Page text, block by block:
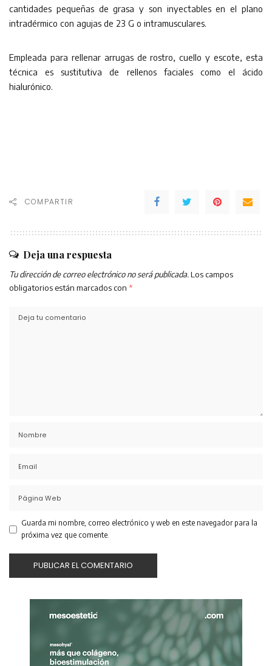
cantidades pequeñas de grasa y son inyectables en el plano
intradérmico con agujas de 23 G o intramusculares.
Empleada para rellenar arrugas de rostro, cuello y escote, esta
técnica es sustitutiva de rellenos faciales como el ácido
hialurónico.
COMPARTIR
Deja una respuesta
Tu dirección de correo electrónico no será publicada. Los campos
obligatorios están marcados con *
Guarda mi nombre, correo electrónico y web en este navegador para la
próxima vez que comente.